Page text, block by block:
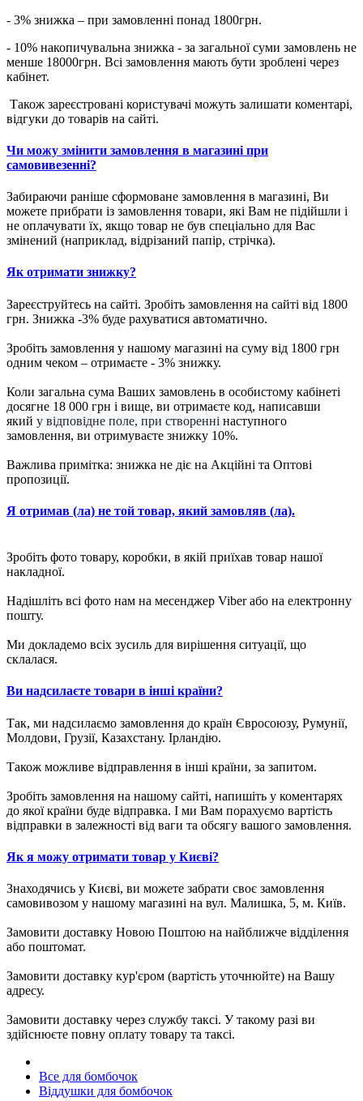
- 3% знижка – при замовленні понад 1800грн.
- 10% накопичувальна знижка - за загальної суми замовлень не
менше 18000грн. Всі замовлення мають бути зроблені через
кабінет.
Також зареєстровані користувачі можуть залишати коментарі,
відгуки до товарів на сайті.
Чи можу змінити замовлення в магазині при
самовивезенні?
Забираючи раніше сформоване замовлення в магазині, Ви
можете прибрати із замовлення товари, які Вам не підійшли і
не оплачувати їх, якщо товар не був спеціально для Вас
змінений (наприклад, відрізаний папір, стрічка).
Як отримати знижку?
Зареєструйтесь на сайті. Зробіть замовлення на сайті від 1800
грн. Знижка -3% буде рахуватися автоматично.
Зробіть замовлення у нашому магазині на суму від 1800 грн
одним чеком – отримаєте - 3% знижку.
Коли загальна сума Ваших замовлень в особистому кабінеті
досягне 18 000 грн і вище, ви отримаєте код, написавши
який у відповідне поле, при створенні наступного
замовлення, ви отримуваєте знижку 10%.
Важлива примітка: знижка не діє на Акційні та Оптові
пропозиції.
Я отримав (ла) не той товар, який замовляв (ла).
Зробіть фото товару, коробки, в якій приїхав товар нашої
накладної.
Надішліть всі фото нам на месенджер Viber або на електронну
пошту.
Ми докладемо всіх зусиль для вирішення ситуації, що
склалася.
Ви надсилаєте товари в інші країни?
Так, ми надсилаємо замовлення до країн Євросоюзу, Румунії,
Молдови, Грузії, Казахстану. Ірландію.
Також можливе відправлення в інші країни, за запитом.
Зробіть замовлення на нашому сайті, напишіть у коментарях
до якої країни буде відправка. І ми Вам порахуємо вартість
відправки в залежності від ваги та обсягу вашого замовлення.
Як я можу отримати товар у Києві?
Знаходячись у Києві, ви можете забрати своє замовлення
самовивозом у нашому магазині на вул. Малишка, 5, м. Київ.
Замовити доставку Новою Поштою на найближче відділення
або поштомат.
Замовити доставку кур'єром (вартість уточнюйте) на Вашу
адресу.
Замовити доставку через службу таксі. У такому разі ви
здійснюєте повну оплату товару та таксі.
Все для бомбочок
Віддушки для бомбочок